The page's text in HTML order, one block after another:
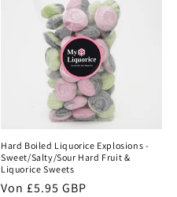
Hard Boiled Liquorice Explosions -
Sweet/Salty/Sour Hard Fruit &
Liquorice Sweets
Normaler
Von £5.95 GBP